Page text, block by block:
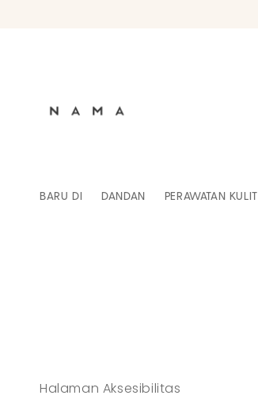
BARU DI DANDAN PERAWATAN KULIT
Halaman Aksesibilitas